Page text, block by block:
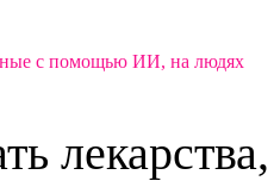
с помощью ИИ, на людях
лекарства,